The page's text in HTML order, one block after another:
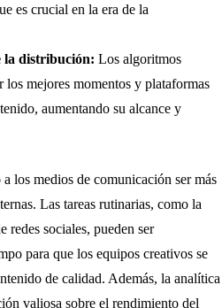
es crucial en la era de la
la distribución: Los algoritmos
los mejores momentos y plataformas
aumentando su alcance y
los medios de comunicación ser más
Las tareas rutinarias, como la
redes sociales, pueden ser
para que los equipos creativos se
de calidad. Además, la analítica
valiosa sobre el rendimiento del